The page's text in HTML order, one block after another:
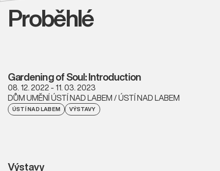
Proběhlé
Gardening of Soul: Introduction
08. 12. 2022 - 11. 03. 2023
DŮM UMĚNÍ ÚSTÍ NAD LABEM / ÚSTÍ NAD LABEM
ÚSTÍ NAD LABEM VÝSTAVY
Výstavy